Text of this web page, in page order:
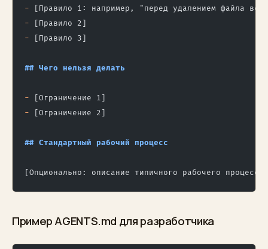
- [Правило 1: например, "перед удалением файла
- [Правило 2]
- [Правило 3]
## Чего нельзя делать
- [Ограничение 1]
- [Ограничение 2]
## Стандартный рабочий процесс
[Опционально: описание типичного рабочего
Пример AGENTS.md для разработчика